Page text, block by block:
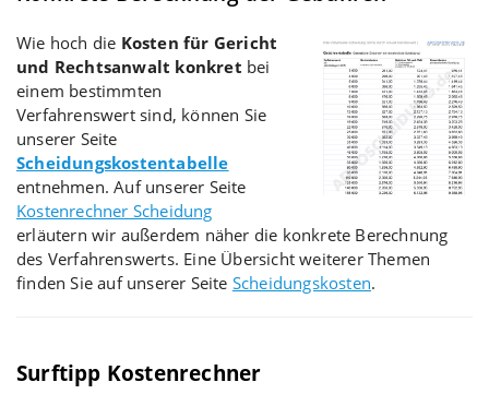
Wie hoch die Kosten für Gericht
und Rechtsanwalt konkret bei
einem bestimmten
Verfahrenswert sind, können Sie
unserer Seite
Scheidungskostentabelle
entnehmen. Auf unserer Seite
Kostenrechner Scheidung
erläutern wir außerdem näher die konkrete Berechnung
des Verfahrenswerts. Eine Übersicht weiterer Themen
finden Sie auf unserer Seite Scheidungskosten.
Surftipp Kostenrechner